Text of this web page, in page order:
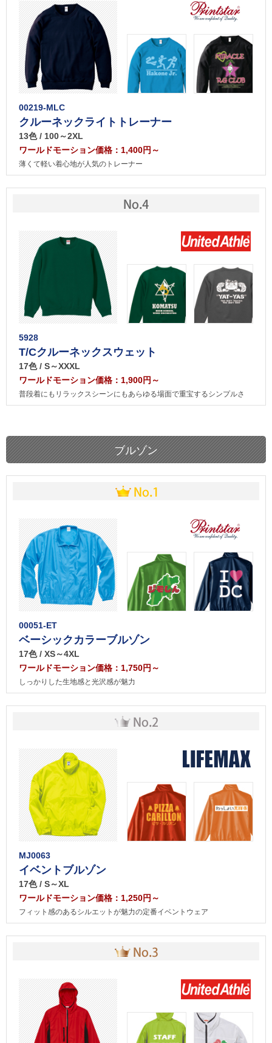
00219-MLC
クルーネックライトトレーナー
13色 / 100～2XL
ワールドモーション価格：1,400円～
薄くて軽い着心地が人気のトレーナー
5928
T/Cクルーネックスウェット
17色 / S～XXXL
ワールドモーション価格：1,900円～
普段着にもリラックスシーンにもあらゆる場面で重宝するシンプルさ
ブルゾン
00051-ET
ベーシックカラーブルゾン
17色 / XS～4XL
ワールドモーション価格：1,750円～
しっかりした生地感と光沢感が魅力
MJ0063
イベントブルゾン
17色 / S～XL
ワールドモーション価格：1,250円～
フィット感のあるシルエットが魅力の定番イベントウェア